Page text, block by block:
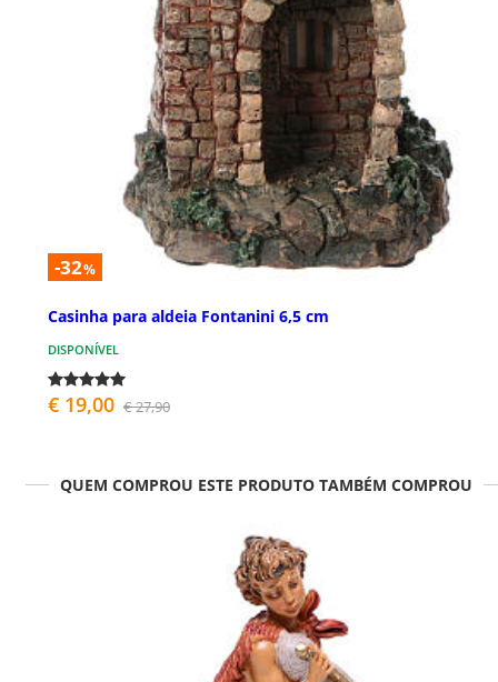
-32%
Casinha para aldeia Fontanini 6,5 cm
DISPONÍVEL
€ 19,00 € 27,90
QUEM COMPROU ESTE PRODUTO TAMBÉM COMPROU